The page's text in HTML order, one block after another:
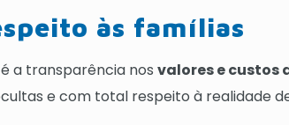
às famílias
é a transparência nosvalores e custos
e com total respeito à realidade